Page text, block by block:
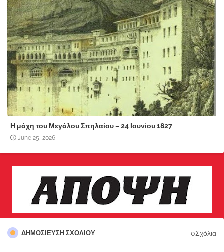
Η μάχη του Μεγάλου Σπηλαίου – 24 Ιουνίου 1827
June 25, 2026
ΔΗΜΟΣΊΕΥΣΗ ΣΧΟΛΊΟΥ 0Σχόλια